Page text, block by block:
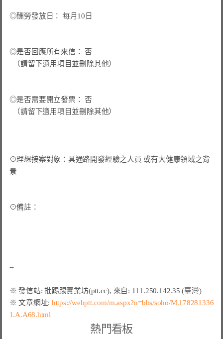
◎酬勞發放日： 每月10日
◎是否回應所有來信： 否
◎是否需要開立發票： 否
⊙理想接案對象：具通路開發經驗之人員 或有大健康領域之背
景
⊙備註：
※ 發信站: 批踢踢實業坊(ptt.cc), 來自: 111.250.142.35 (臺灣)
※ 文章網址: https://webptt.com/m.aspx?n=bbs/soho/M.178281336
1.A.A68.html
熱門看板